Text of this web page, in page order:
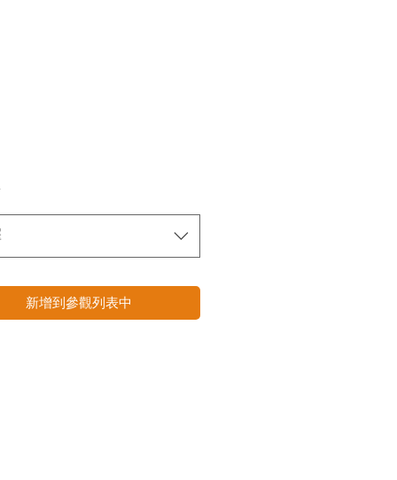
新增到參觀列表中